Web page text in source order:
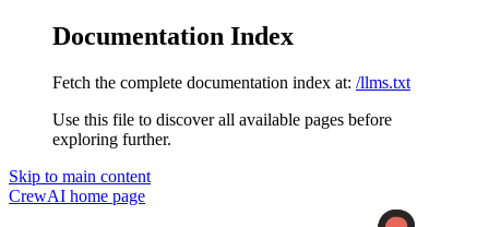
Documentation Index
Fetch the complete documentation index at: /llms.txt
Use this file to discover all available pages before
exploring further.
Skip to main content
CrewAI home page